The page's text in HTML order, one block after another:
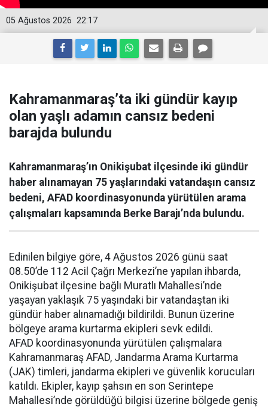
22:17
05 Ağustos 2026
Kahramanmaraş’ta iki gündür kayıp
olan yaşlı adamın cansız bedeni
barajda bulundu
Kahramanmaraş’ın Onikişubat ilçesinde iki gündür
haber alınamayan 75 yaşlarındaki vatandaşın cansız
bedeni, AFAD koordinasyonunda yürütülen arama
çalışmaları kapsamında Berke Barajı’nda bulundu.
Edinilen bilgiye göre, 4 Ağustos 2026 günü saat
08.50’de 112 Acil Çağrı Merkezi’ne yapılan ihbarda,
Onikişubat ilçesine bağlı Muratlı Mahallesi’nde
yaşayan yaklaşık 75 yaşındaki bir vatandaştan iki
gündür haber alınamadığı bildirildi. Bunun üzerine
bölgeye arama kurtarma ekipleri sevk edildi.
AFAD koordinasyonunda yürütülen çalışmalara
Kahramanmaraş AFAD, Jandarma Arama Kurtarma
(JAK) timleri, jandarma ekipleri ve güvenlik korucuları
katıldı. Ekipler, kayıp şahsın en son Serintepe
Mahallesi’nde görüldüğü bilgisi üzerine bölgede geniş